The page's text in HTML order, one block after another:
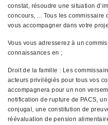
constat, résoudre une situation
concours, ... Tous les
vous accompagner dans votre
Vous vous adresserez à un
connaissances en ;
Droit de la famille : Les
acteurs privilégiés pour tous vos
accompagnera pour un non
notification de rupture de PACS,
conjugal, une constitution de
réévaluation de pension